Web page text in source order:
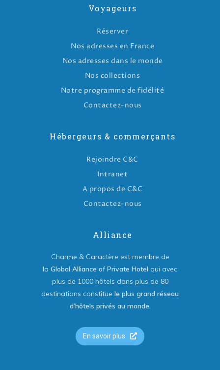
Voyageurs
Réserver
Nos adresses en France
Nos adresses dans le monde
Nos collections
Notre programme de fidélité
Contactez-nous
Hébergeurs & commerçants
Rejoindre C&C
Intranet
A propos de C&C
Contactez-nous
Alliance
Charme & Caractère est membre de
la Global Alliance of Private Hotel qui avec
plus de 1000 hôtels dans plus de 80
destinations constitue le plus grand réseau
d’hôtels privés au monde.
En savoir plus